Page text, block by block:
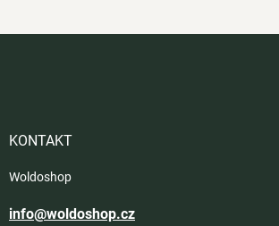
KONTAKT
Woldoshop
info@woldoshop.cz